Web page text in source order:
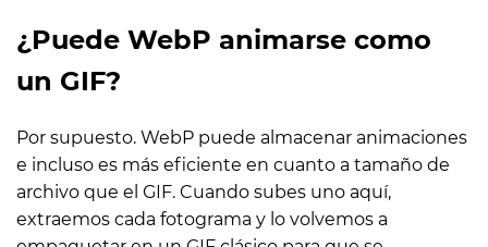
¿Puede WebP animarse como
un GIF?
Por supuesto. WebP puede almacenar animaciones
e incluso es más eficiente en cuanto a tamaño de
archivo que el GIF. Cuando subes uno aquí,
extraemos cada fotograma y lo volvemos a